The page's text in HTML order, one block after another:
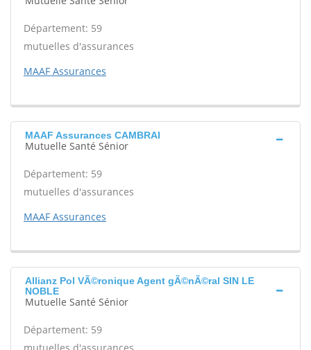
Département: 59
mutuelles d'assurances
MAAF Assurances
MAAF Assurances CAMBRAI
Mutuelle Santé Sénior
Département: 59
mutuelles d'assurances
MAAF Assurances
Allianz Pol VÃ©ronique Agent gÃ©nÃ©ral SIN LE
NOBLE
Mutuelle Santé Sénior
Département: 59